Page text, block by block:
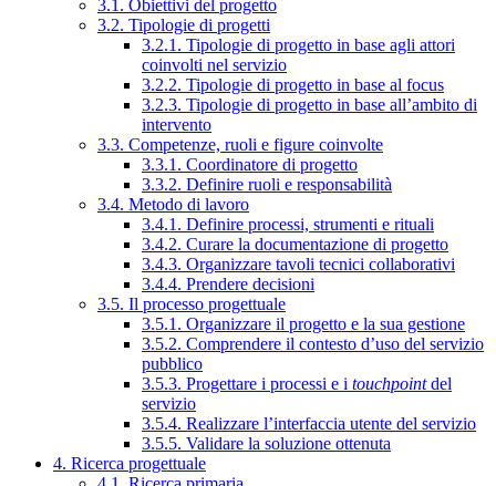
3.1. Obiettivi del progetto
3.2. Tipologie di progetti
3.2.1. Tipologie di progetto in base agli attori
coinvolti nel servizio
3.2.2. Tipologie di progetto in base al focus
3.2.3. Tipologie di progetto in base all’ambito di
intervento
3.3. Competenze, ruoli e figure coinvolte
3.3.1. Coordinatore di progetto
3.3.2. Definire ruoli e responsabilità
3.4. Metodo di lavoro
3.4.1. Definire processi, strumenti e rituali
3.4.2. Curare la documentazione di progetto
3.4.3. Organizzare tavoli tecnici collaborativi
3.4.4. Prendere decisioni
3.5. Il processo progettuale
3.5.1. Organizzare il progetto e la sua gestione
3.5.2. Comprendere il contesto d’uso del servizio
pubblico
3.5.3. Progettare i processi e i touchpointdel
servizio
3.5.4. Realizzare l’interfaccia utente del servizio
3.5.5. Validare la soluzione ottenuta
4. Ricerca progettuale